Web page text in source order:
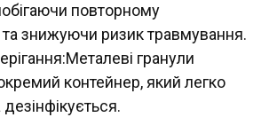
повторному
знижуючи ризик травмування.
гранули
контейнер, який легко